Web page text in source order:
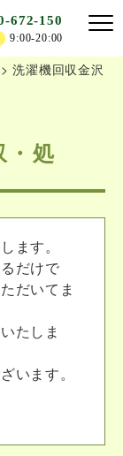
672-150
9:00-20:00
>洗濯機回収金沢
・処
ます。
だけで
だいてま
たしま
います。